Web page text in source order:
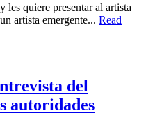
quiere presentar al artista
artista emergente... Read
del
autoridades